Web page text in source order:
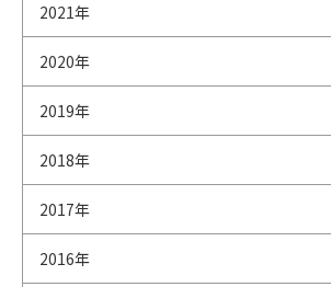
2021年
2020年
2019年
2018年
2017年
2016年